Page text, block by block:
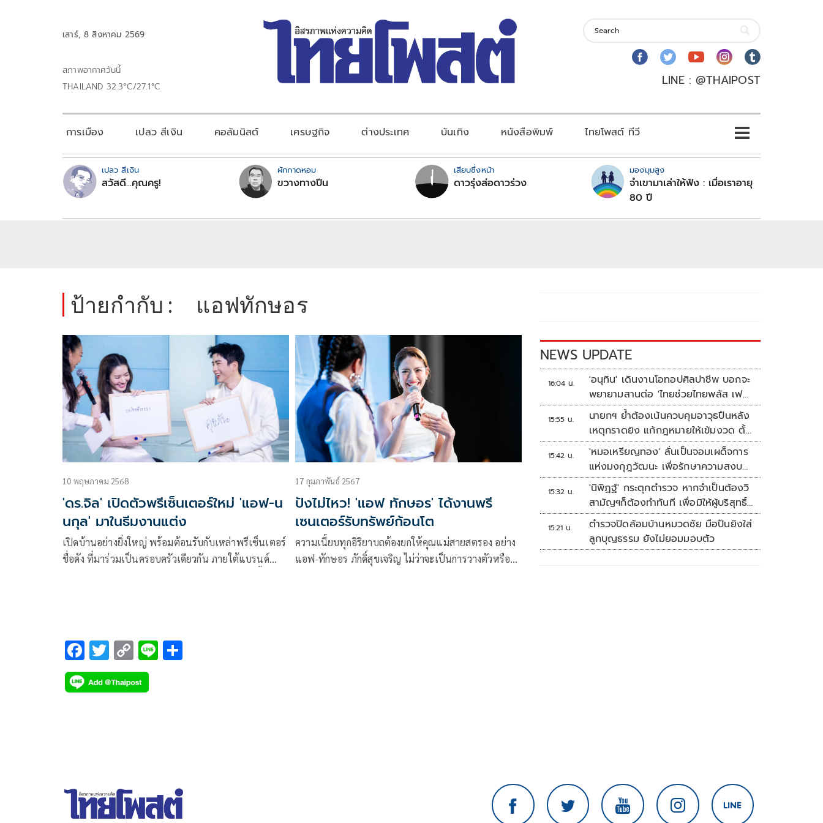
เสาร์, 8 สิงหาคม 2569
สภาพอากาศวันนี้
THAILAND 32.3°C/27.1°C
LINE : @THAIPOST
การเมือง เปลว สีเงิน คอลัมนิสต์ เศรษฐกิจ ต่างประเทศ บันเทิง หนังสือพิมพ์ ไทยโพสต์ ทีวี
เปลว สีเงิน
สวัสดี...คุณครู!
ผักกาดหอม
ขวางทางปืน
เสียบซึ่งหน้า
ดาวรุ่งส่อดาวร่วง
มองมุมสูง
จำเขามาเล่าให้ฟัง : เมื่อเราอายุ
80 ปี
ป้ายกำกับ : แอฟทักษอร
10 พฤษภาคม 2568
'ดร.จิล' เปิดตัวพรีเซ็นเตอร์ใหม่ 'แอฟ-น
นกุล' มาในธีมงานแต่ง
เปิดบ้านอย่างยิ่งใหญ่ พร้อมต้อนรับกับเหล่าพรีเซ็นเตอร์
ชื่อดัง ที่มาร่วมเป็นครอบครัวเดียวกัน ภายใต้แบรนด์
นิจ, บีม กวี, ออย อฎิพรณ์ ตบเท้าร่วมแชร์ประสบการณ์
ความสวยความงาม พร้อมแขกรับเชิญผู้ใช้จริง อย่าง ไทด์
เอกพันธ์-ทับทิม อัญรินทร์ มาร่วมการันตีถึงคุณภาพ ซึ่ง
ได้ ดีเจ ดาด้า รับหน้าที่เป็นพิธีกรตลอดทั้งงาน
17 กุมภาพันธ์ 2567
ปังไม่ไหว! 'แอฟ ทักษอร' ได้งานพรี
เซนเตอร์รับทรัพย์ก้อนโต
ความเนี้ยบทุกอิริยาบถต้องยกให้คุณแม่สายสตรอง อย่าง
แอฟ-ทักษอร ภักดิ์สุขเจริญ ไม่ว่าจะเป็นการวางตัวหรือ
F
ac
e
T
wi
tt
C
o
p
Li
NEWS UPDATE
16:04 น.
'อนุทิน' เดินงานโอทอปศิลปาชีพ บอกจะ
พยายามสานต่อ 'ไทยช่วยไทยพลัส เฟส
2'
15:55 น.
นายกฯ ย้ำต้องเน้นควบคุมอาวุธปืนหลัง
เหตุกราดยิง แก้กฎหมายให้เข้มงวด ตั้ง
ด่านตรวจเพิ่ม
15:42 น.
'หมอเหรียญทอง' ลั่นเป็นจอมเผด็จการ
แห่งมงกุฎวัฒนะ เพื่อรักษาความสงบ
ปลอดภัยภายในรพ.
15:32 น.
'นิพิฏฐ์' กระตุกตำรวจ หากจำเป็นต้องวิ
สามัญฯก็ต้องทำทันที เพื่อมิให้ผู้บริสุทธิ์
เสียชีวิตเพิ่ม
15:21 น.
ตำรวจปิดล้อมบ้านหมวดชัย มือปืนยิงใส่
ลูกบุญธรรม ยังไม่ยอมมอบตัว